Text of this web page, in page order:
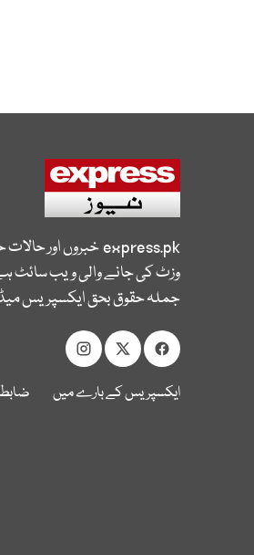
express.pkخبروں اور
وزٹ کی جانے والی ویب سائٹ
جملہ حقوق بحق ایکسپریس
ایکسپریس کے بارے میں